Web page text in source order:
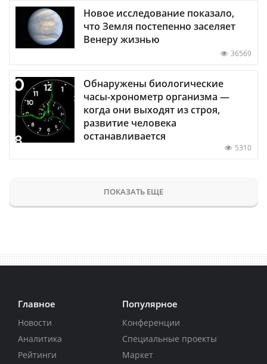
Новое исследование показало,
что Земля постепенно заселяет
Венеру жизнью
36569
Обнаружены биологические
часы-хронометр организма —
когда они выходят из строя,
развитие человека
останавливается
5310
ПОКАЗАТЬ ЕЩЕ
Главное
Новости
Аналитика
Рейтинги
Популярное
Конференции
Специальные проекты
Маркет